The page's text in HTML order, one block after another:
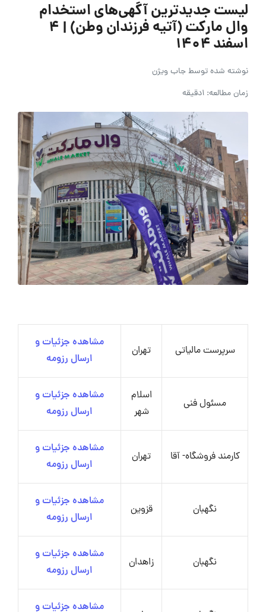
لیست جدیدترین آگهی‌های استخدام
وال مارکت (آتیه فرزندان وطن) | ۴
اسفند ۱۴۰۴
نوشته شده توسطجاب ویژن
زمان مطالعه: 1دقیقه
سرپرست مالیاتی تهران
مشاهده جزئیات و
ارسال رزومه
مسئول فنی
اسلام
شهر
مشاهده جزئیات و
ارسال رزومه
کارمند فروشگاه- آقا تهران
مشاهده جزئیات و
ارسال رزومه
نگهبان قزوین
مشاهده جزئیات و
ارسال رزومه
نگهبان زاهدان
مشاهده جزئیات و
ارسال رزومه
مشاهده جزئیات و